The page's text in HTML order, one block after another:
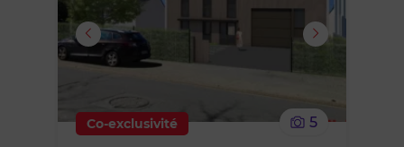
ou
Co-exclusivité
5